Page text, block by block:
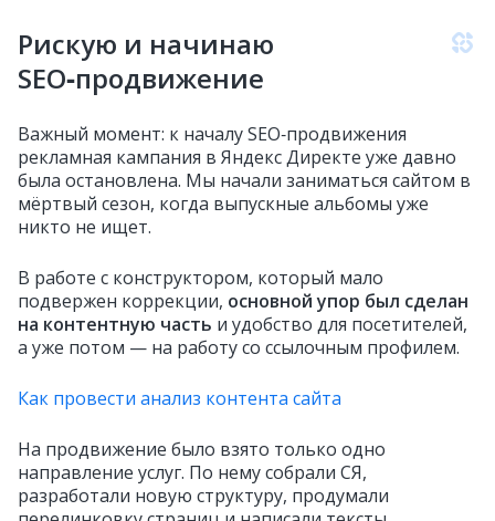
Рискую и начинаю
SEO‑продвижение
Важный момент: к началу SEO‑продвижения
рекламная кампания в Яндекс Директе уже давно
была остановлена. Мы начали заниматься сайтом в
мёртвый сезон, когда выпускные альбомы уже
никто не ищет.
В работе с конструктором, который мало
подвержен коррекции, основной упор был сделан
на контентную часть и удобство для посетителей,
а уже потом — на работу со ссылочным профилем.
Как провести анализ контента сайта
На продвижение было взято только одно
направление услуг. По нему собрали СЯ,
разработали новую структуру, продумали